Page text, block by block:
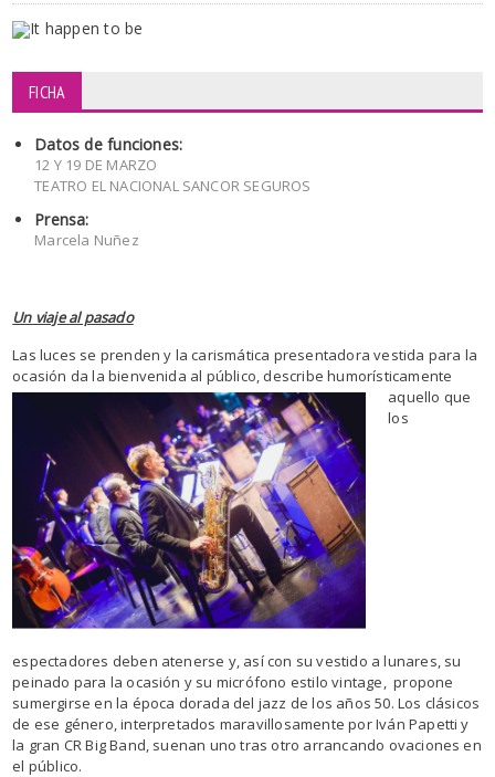
FICHA
Datos de funciones:
12 Y 19 DE MARZO
TEATRO EL NACIONAL SANCOR SEGUROS
Prensa:
Marcela Nuñez
Un viaje al pasado
Las luces se prenden y la carismática presentadora vestida para la
ocasión da la bienvenida al público, describe humorísticamente
aquello que
los
espectadores deben atenerse y, así con su vestido a lunares, su
peinado para la ocasión y su micrófono estilo vintage, propone
sumergirse en la época dorada del jazz de los años 50. Los clásicos
de ese género, interpretados maravillosamente por Iván Papetti y
la gran CR Big Band, suenan uno tras otro arrancando ovaciones en
el público.